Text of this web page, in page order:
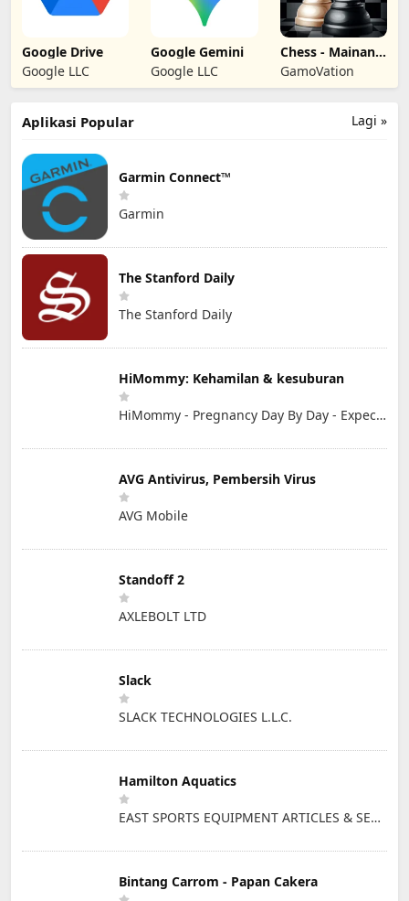
Google Drive
Google LLC
Google Gemini
Google LLC
Chess - Mainan
Luar Talian
GamoVation
Lagi »
Aplikasi Popular
Garmin Connect™
Garmin
The Stanford Daily
The Stanford Daily
HiMommy: Kehamilan & kesuburan
HiMommy - Pregnancy Day By Day - Expecting Baby
AVG Antivirus, Pembersih Virus
AVG Mobile
Standoff 2
AXLEBOLT LTD
Slack
SLACK TECHNOLOGIES L.L.C.
Hamilton Aquatics
EAST SPORTS EQUIPMENT ARTICLES & SERVICES L.L.C
Bintang Carrom - Papan Cakera